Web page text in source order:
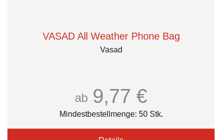
VASAD All Weather Phone Bag
Vasad
ab 9,77 €
Mindestbestellmenge: 50 Stk.